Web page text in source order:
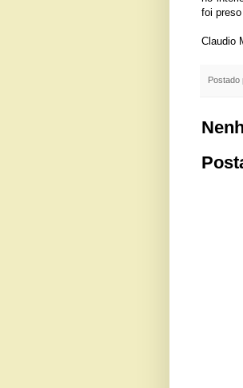
foi
Claudio
Postado